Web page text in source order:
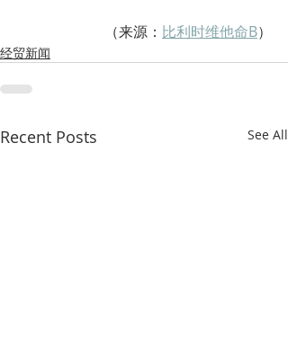
（来源： 比利时维他命B）
经贸新闻
Recent Posts See All